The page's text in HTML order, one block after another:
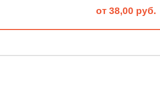
от 38,00 руб.